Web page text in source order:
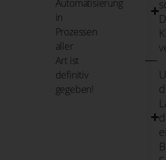
Automatisierung
in
Prozessen
aller
Art ist
definitiv
gegeben!